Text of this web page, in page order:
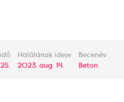
Halálának ideje
2023. aug. 14.
Becenév
Beton